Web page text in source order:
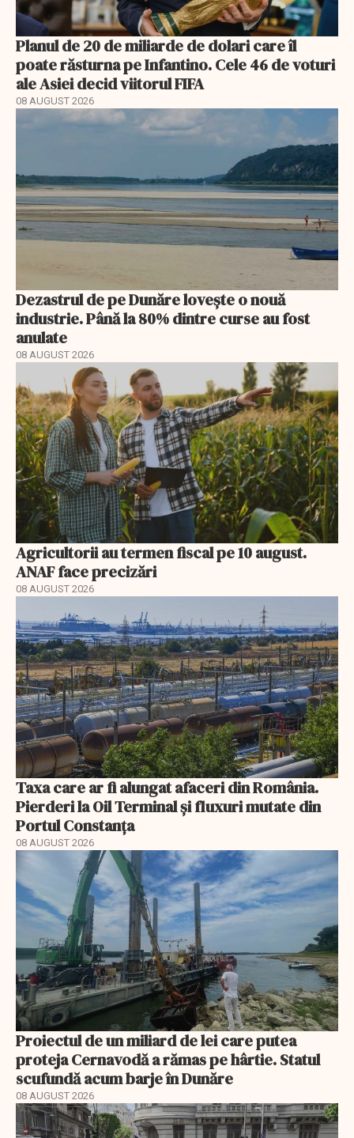
Planul de 20 de miliarde de dolari care îl
poate răsturna pe Infantino. Cele 46 de voturi
ale Asiei decid viitorul FIFA
08 AUGUST 2026
Dezastrul de pe Dunăre lovește o nouă
industrie. Până la 80% dintre curse au fost
anulate
08 AUGUST 2026
Agricultorii au termen fiscal pe 10 august.
ANAF face precizări
08 AUGUST 2026
Taxa care ar fi alungat afaceri din România.
Pierderi la Oil Terminal și fluxuri mutate din
Portul Constanța
08 AUGUST 2026
Proiectul de un miliard de lei care putea
proteja Cernavodă a rămas pe hârtie. Statul
scufundă acum barje în Dunăre
08 AUGUST 2026